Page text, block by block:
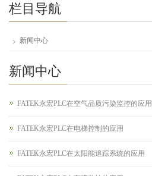
栏目导航
新闻中心
新闻中心
FATEK永宏PLC在空气品质污染监控的应用
FATEK永宏PLC在电梯控制的应用
FATEK永宏PLC在太阳能追踪系统的应用